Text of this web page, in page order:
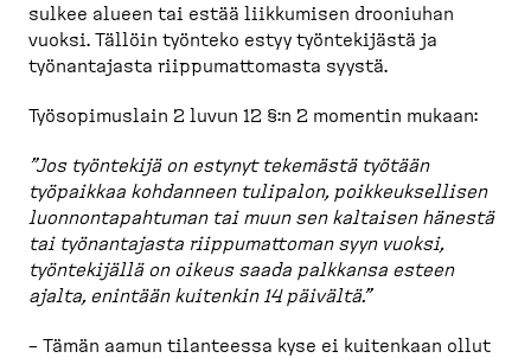
sulkee alueen tai estää liikkumisen drooniuhan
vuoksi. Tällöin työnteko estyy työnte­kijästä ja
työnan­tajasta riippu­mat­tomasta syystä.
Työsopi­muslain 2 luvun 12 §:n 2 momentin mukaan:
”Jos työntekijä on estynyt tekemästä työtään
työpaikkaa kohdanneen tulipalon, poikkeuk­sellisen
luonnon­ta­pahtuman tai muun sen kaltaisen hänestä
tai työnan­tajasta riippu­mattoman syyn vuoksi,
työnte­kijällä on oikeus saada palkkansa esteen
ajalta, enintään kuitenkin 14 päivältä.”
– Tämän aamun tilanteessa kyse ei kuitenkaan ollut